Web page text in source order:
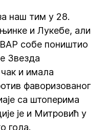
наш тим у 28.
и Лукебе, али
ВАР собе поништио
Звезда
и имала
фаворизованог
са штоперима
је и Митровић у
гола.